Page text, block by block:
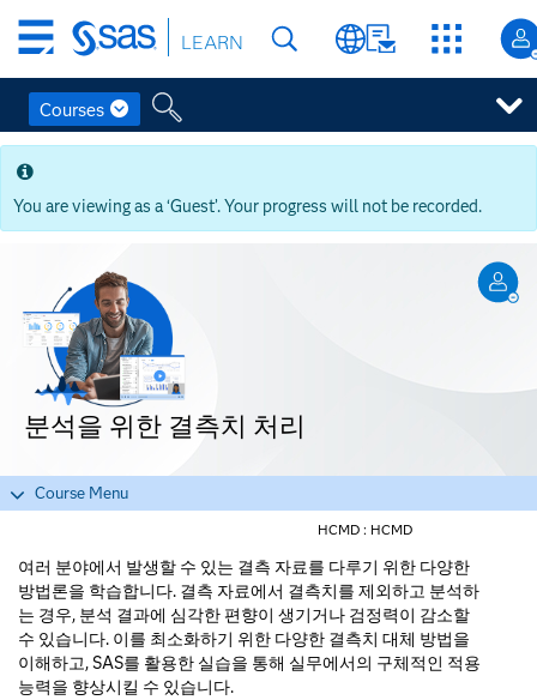
Skip
main
content
Skip
main
content
LEARN
Courses
You are viewing as a ‘Guest’. Your progress will not be recorded.
분석을 위한 결측치 처리
Course Menu
HCMD : HCMD
여러 분야에서 발생할 수 있는 결측 자료를 다루기 위한 다양한
방법론을 학습합니다. 결측 자료에서 결측치를 제외하고 분석하
는 경우, 분석 결과에 심각한 편향이 생기거나 검정력이 감소할
수 있습니다. 이를 최소화하기 위한 다양한 결측치 대체 방법을
이해하고, SAS를 활용한 실습을 통해 실무에서의 구체적인 적용
능력을 향상시킬 수 있습니다.